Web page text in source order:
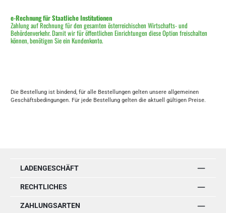
e-Rechnung für Staatliche Institutionen
Zahlung auf Rechnung für den gesamten österreichischen Wirtschafts- und
Behördenverkehr. Damit wir für öffentlichen Einrichtungen diese Option freischalten
können, benötigen Sie ein Kundenkonto.
Die Bestellung ist bindend, für alle Bestellungen gelten unsere allgemeinen
Geschäftsbedingungen. Für jede Bestellung gelten die aktuell gültigen Preise.
LADENGESCHÄFT
RECHTLICHES
ZAHLUNGSARTEN